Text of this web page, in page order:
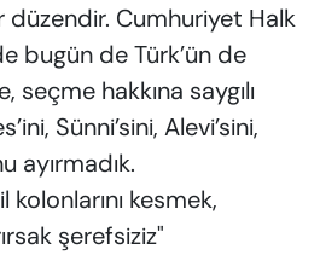
düzendir. Cumhuriyet Halk
bugün de Türk’ün de
seçme hakkına saygılı
Sünni’sini, Alevi’sini,
ayırmadık.
kesmek,
şerefsiziz"